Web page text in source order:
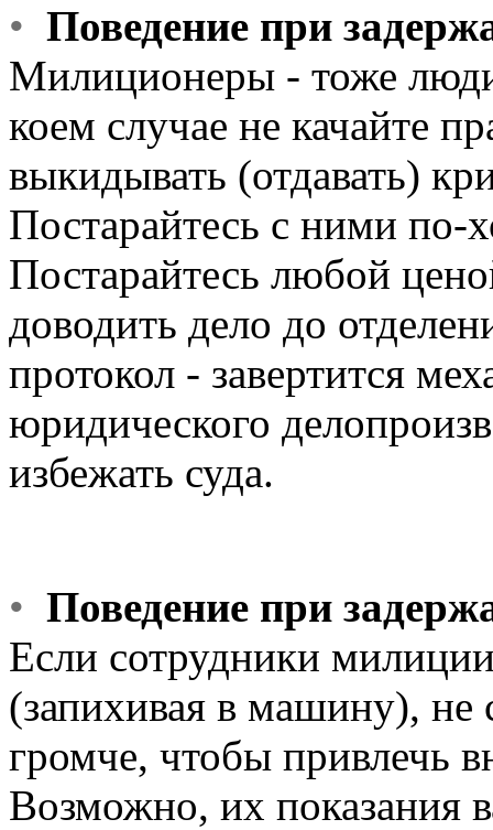
• Поведение при
Милиционеры - тоже
коем случае не качайте
выкидывать (отдавать)
Постарайтесь с ними по-
Постарайтесь любой
доводить дело до
протокол - завертится
юридического
избежать суда.
• Поведение при
Если сотрудники
(запихивая в машину), не
громче, чтобы привлечь
Возможно, их показания